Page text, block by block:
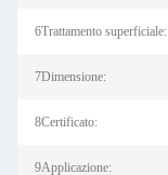
6Trattamento superficiale:
7Dimensione:
8Certificato:
9Applicazione: